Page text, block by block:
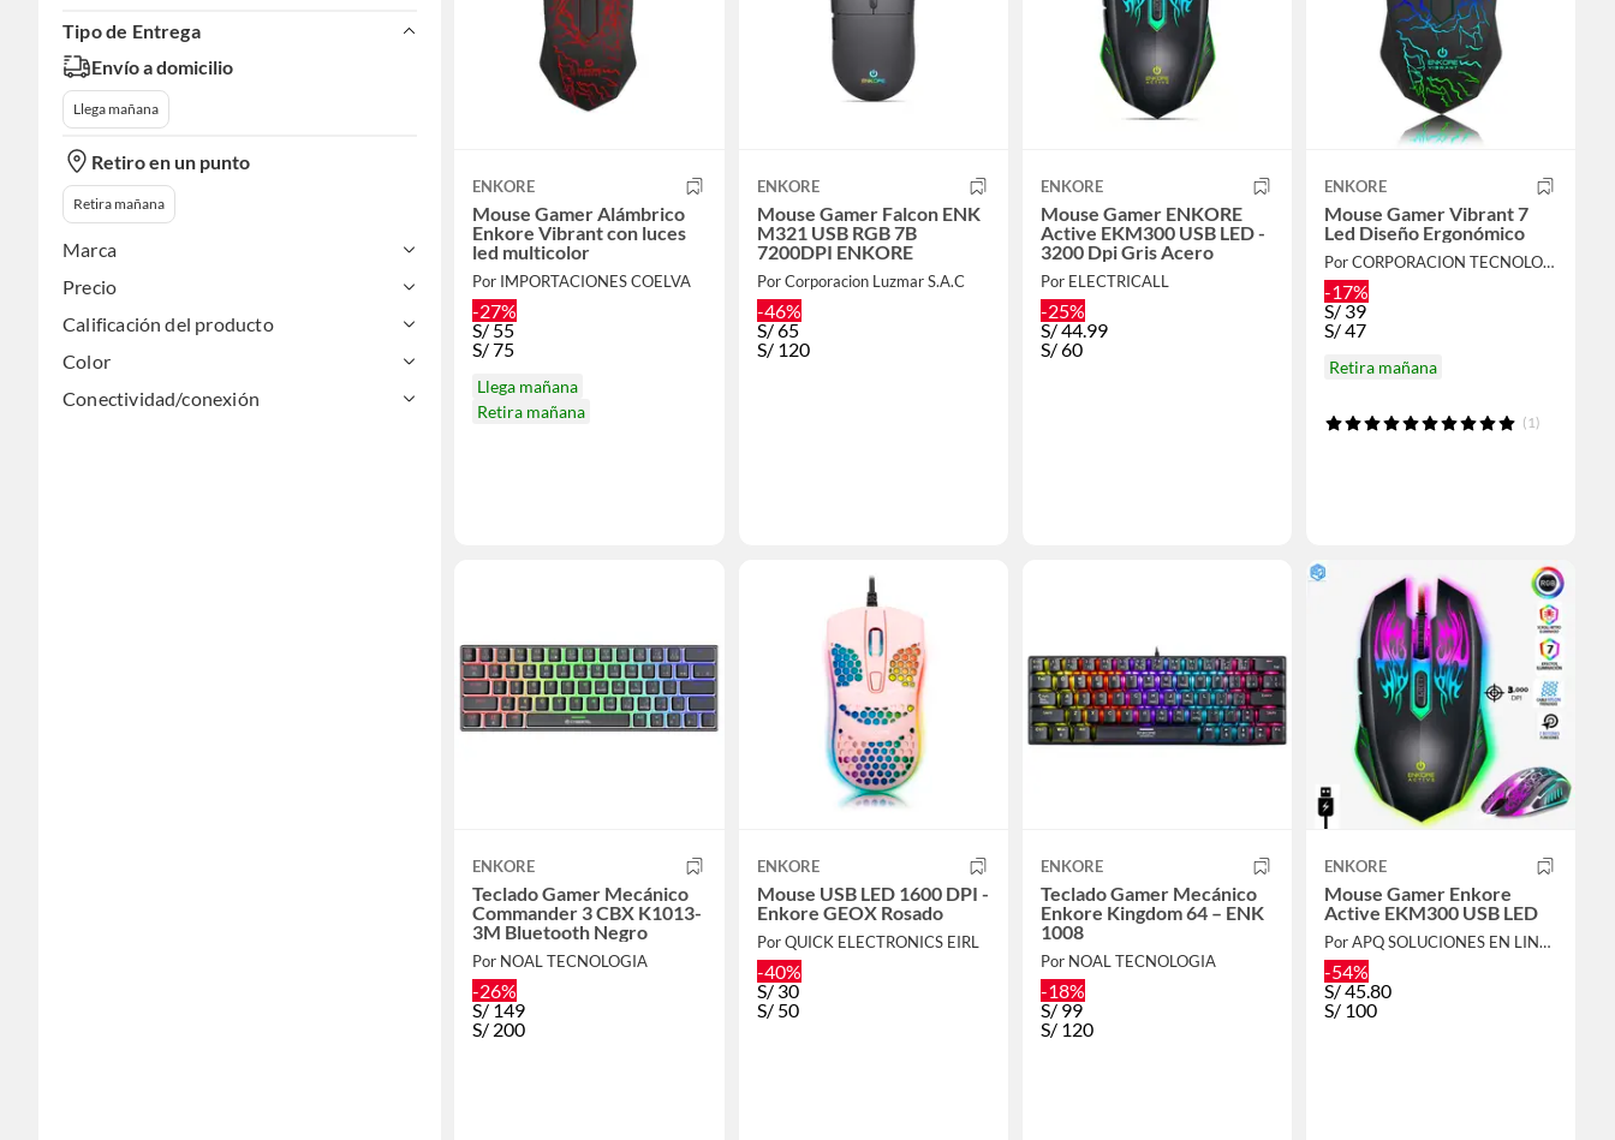
Tipo de Entrega
Envío a domicilio
Llega mañana
Retiro en un punto
Retira mañana
Marca
Precio
Calificación del producto
Color
Conectividad/conexión
ENKORE
Mouse Gamer Alámbrico
Enkore Vibrant con luces
led multicolor
Por IMPORTACIONES COELVA
-27%
S/ 55
S/75
Llega mañana
Retira mañana
ENKORE
Mouse Gamer Falcon ENK
M321 USB RGB 7B
7200DPI ENKORE
Por Corporacion Luzmar S.A.C
-46%
S/65
S/ 120
ENKORE
Mouse Gamer ENKORE
Active EKM300 USB LED -
3200 Dpi Gris Acero
Por ELECTRICALL
-25%
S/44.99
S/60
ENKORE
Mouse Gamer Vibrant 7
Led Diseño Ergonómico
Por CORPORACION TECNOLOGIA AVANZADA
-17%
S/ 39
S/47
Retira mañana
(1)
ENKORE
Teclado Gamer Mecánico
Commander 3 CBX K1013-
3M Bluetooth Negro
Por NOAL TECNOLOGIA
-26%
S/ 149
S/ 200
ENKORE
Mouse USB LED 1600 DPI -
Enkore GEOX Rosado
Por QUICK ELECTRONICS EIRL
-40%
S/ 30
S/ 50
ENKORE
Teclado Gamer Mecánico
Enkore Kingdom 64 – ENK
1008
Por NOAL TECNOLOGIA
-18%
S/ 99
S/ 120
ENKORE
Mouse Gamer Enkore
Active EKM300 USB LED
Por APQ SOLUCIONES EN LINEA
-54%
S/45.80
S/ 100